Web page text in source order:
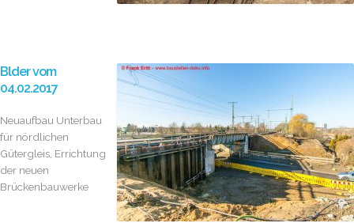
Blder vom
04.02.2017
Neuaufbau Unterbau
für nördlichen
Gütergleis, Errichtung
der neuen
Brückenbauwerke